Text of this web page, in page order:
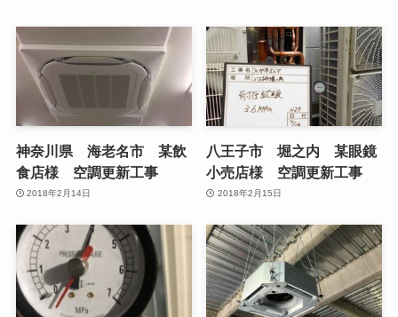
神奈川県 海老名市 某飲
食店様 空調更新工事
2018年2月14日
八王子市 堀之内 某眼鏡
小売店様 空調更新工事
2018年2月15日